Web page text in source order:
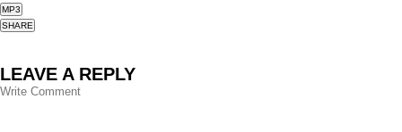
MP3
SHARE
LEAVE A REPLY